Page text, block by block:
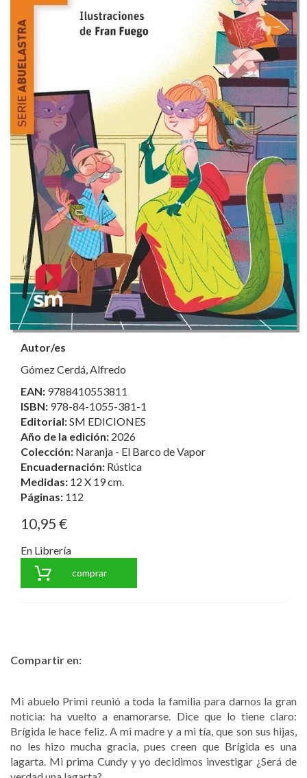
Autor/es
Gómez Cerdá, Alfredo
EAN: 9788410553811
ISBN: 978-84-1055-381-1
Editorial:SM EDICIONES
Año de la edición: 2026
Colección: Naranja - El Barco de Vapor
Encuadernación: Rústica
Medidas: 12 X 19 cm.
Páginas: 112
10,95 €
En Librería
comprar
Compartir en:
Mi abuelo Primi reunió a toda la familia para darnos la gran
noticia: ha vuelto a enamorarse. Dice que lo tiene claro:
Brígida le hace feliz. A mi madre y a mi tía, que son sus hijas,
no les hizo mucha gracia, pues creen que Brígida es una
lagarta. Mi prima Cundy y yo decidimos investigar ¿Será de